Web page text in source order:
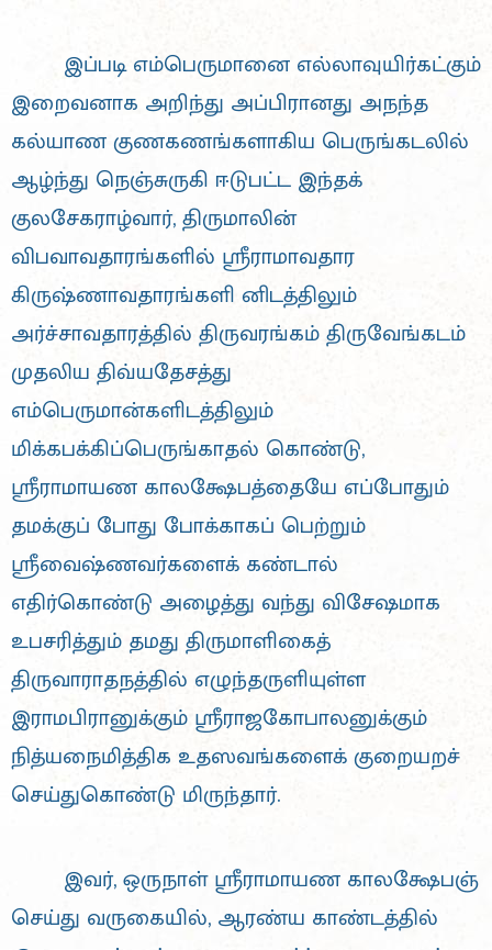
இப்படி எம்பெருமானை எல்லாவுயிர்கட்கும்
இறைவனாக அறிந்து அப்பிரானது அநந்த
கல்யாண குணகணங்களாகிய பெருங்கடலில்
ஆழ்ந்து நெஞ்சுருகி ஈடுபட்ட இந்தக்
குலசேகராழ்வார், திருமாலின்
விபவாவதாரங்களில் ஸ்ரீராமாவதார
கிருஷ்ணாவதாரங்களி னிடத்திலும்
அர்ச்சாவதாரத்தில் திருவரங்கம் திருவேங்கடம்
முதலிய திவ்யதேசத்து
எம்பெருமான்களிடத்திலும்
மிக்கபக்கிப்பெருங்காதல் கொண்டு,
ஸ்ரீராமாயண காலக்ஷேபத்தையே எப்போதும்
தமக்குப் போது போக்காகப் பெற்றும்
ஸ்ரீவைஷ்ணவர்களைக் கண்டால்
எதிர்கொண்டு அழைத்து வந்து விசேஷமாக
உபசரித்தும் தமது திருமாளிகைத்
திருவாராதநத்தில் எழுந்தருளியுள்ள
இராமபிரானுக்கும் ஸ்ரீராஜகோபாலனுக்கும்
நித்யநைமித்திக உதஸவங்களைக் குறையறச்
செய்துகொண்டு மிருந்தார்.
இவர், ஒருநாள் ஸ்ரீராமாயண காலக்ஷேபஞ்
செய்து வருகையில், ஆரண்ய காண்டத்தில்